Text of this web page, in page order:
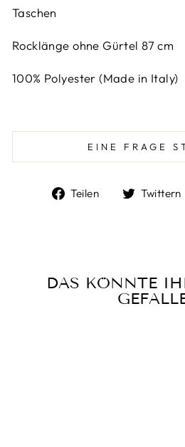
Taschen
Rocklänge ohne Gürtel 87 cm
100% Polyester (Made in Italy)
EINE FRAGE
Teilen
Auf
Twittern
DAS KÖNNTE